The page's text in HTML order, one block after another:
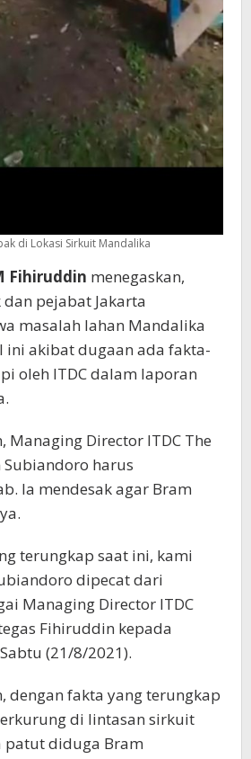
di Lokasi Sirkuit Mandalika
Fihiruddin menegaskan,
pejabat Jakarta
masalah lahan Mandalika
ini akibat dugaan ada fakta-
oleh ITDC dalam laporan
Managing Director ITDC The
harus
Ia mendesak agar Bram
terungkap saat ini, kami
dipecat dari
Managing Director ITDC
Fihiruddin kepada
Sabtu (21/8/2021).
dengan fakta yang terungkap
di lintasan sirkuit
patut diduga Bram